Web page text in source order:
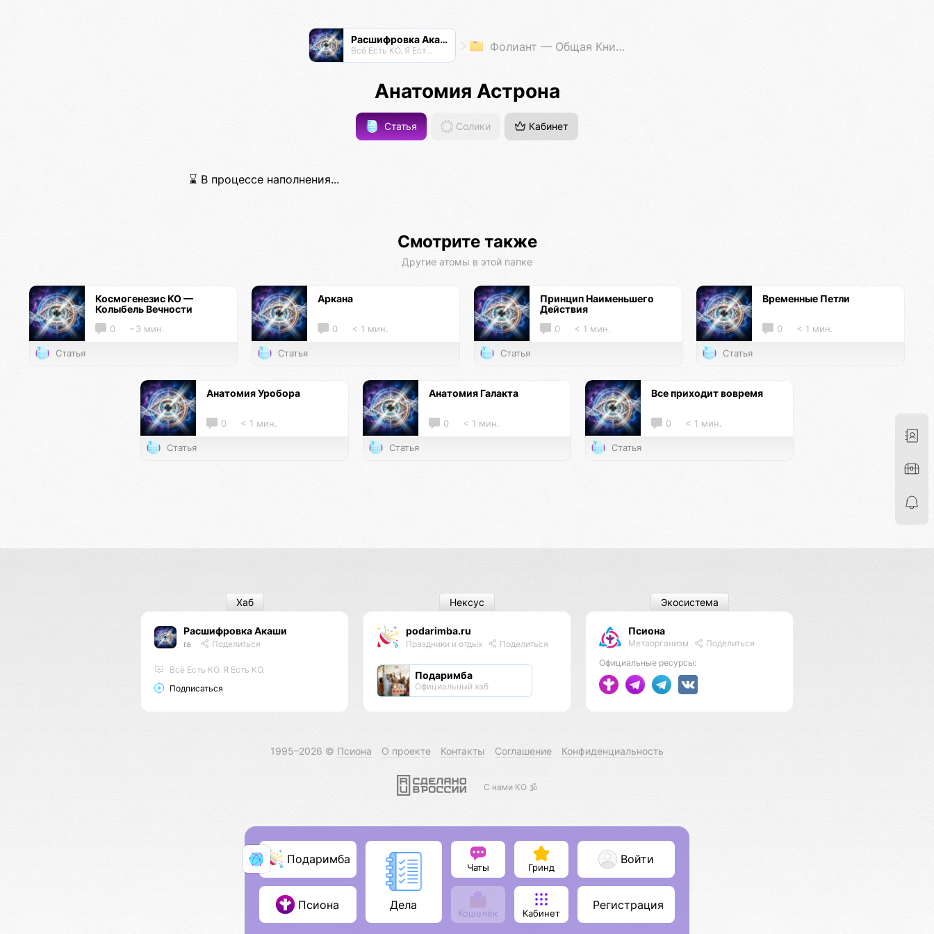
Расшифровка Акаши
Всё Есть КО. Я Есть КО. Фолиант — Общая Книга Знаний
Анатомия Астрона
Статья Солики Кабинет
⌛ В процессе наполнения...
Смотрите также
Другие атомы в этой папке
Космогенезис КО —
Колыбель Вечности
0 ~3 мин.
Статья
Аркана
0 < 1 мин.
Статья
Принцип Наименьшего
Действия
0 < 1 мин.
Статья
Временные Петли
0 < 1 мин.
Статья
Анатомия Уробора
0 < 1 мин.
Статья
Анатомия Галакта
0 < 1 мин.
Статья
Все приходит вовремя
0 < 1 мин.
Статья
Расшифровка Акаши
ra Поделиться
Всё Есть КО. Я Есть КО.
Подписаться
Хаб
podarimba.ru
Праздники и отдых Поделиться
Подаримба
Официальный хаб
Нексус
Псиона
Метаорганизм
Поделиться
Официальные ресурсы:
Экосистема
1995–2026 © Псиона О проекте Контакты Соглашение Конфиденциальность
С нами КО 🕉️
Подаримба
Псиона Дела
Чаты Гринд
Кошелёк Кабинет
Войти
Регистрация